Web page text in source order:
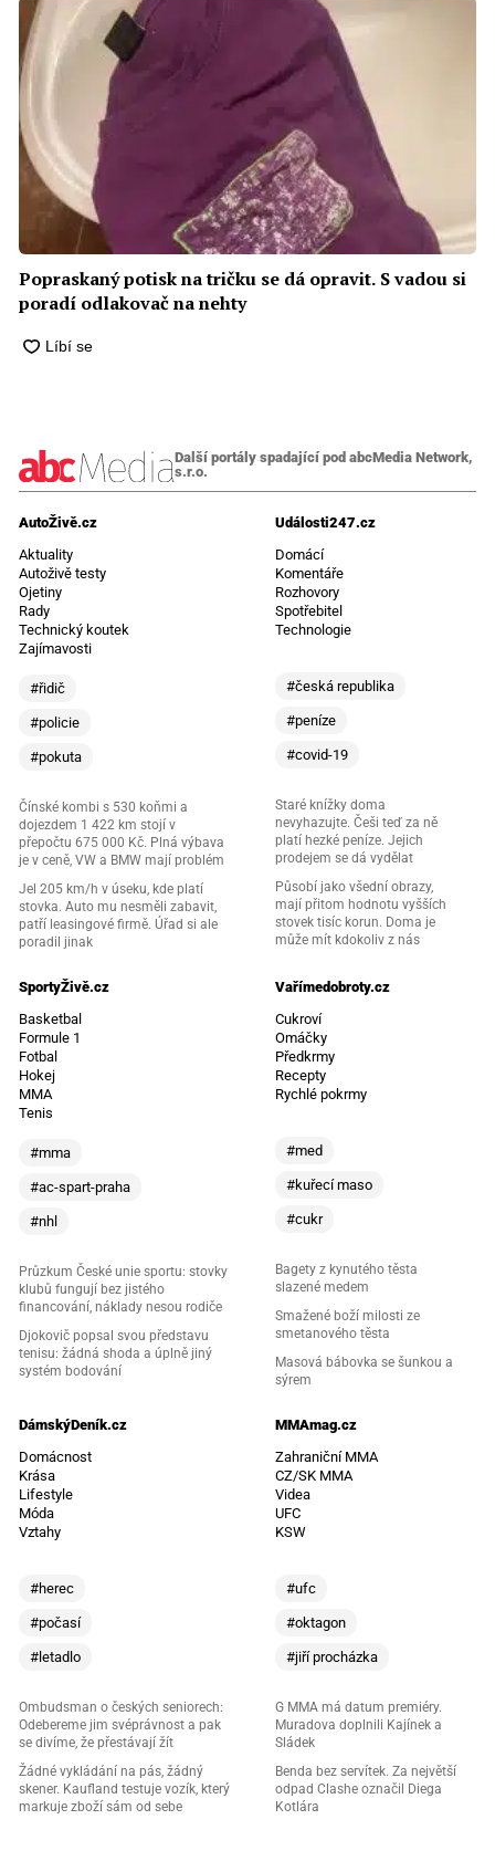
Popraskaný potisk na tričku se dá opravit. S vadou si
poradí odlakovač na nehty
Další portály spadající pod abcMedia Network,
s.r.o.
AutoŽivě.cz
Aktuality
Autoživě testy
Ojetiny
Rady
Technický koutek
Zajímavosti
#řidič
#policie
#pokuta
Čínské kombi s 530 koňmi a
dojezdem 1 422 km stojí v
přepočtu 675 000 Kč. Plná výbava
je v ceně, VW a BMW mají problém
Jel 205 km/h v úseku, kde platí
stovka. Auto mu nesměli zabavit,
patří leasingové firmě. Úřad si ale
poradil jinak
Události247.cz
Domácí
Komentáře
Rozhovory
Spotřebitel
Technologie
#česká republika
#peníze
#covid-19
Staré knížky doma
nevyhazujte. Češi teď za ně
platí hezké peníze. Jejich
prodejem se dá vydělat
Působí jako všední obrazy,
mají přitom hodnotu vyšších
stovek tisíc korun. Doma je
může mít kdokoliv z nás
SportyŽivě.cz
Basketbal
Formule 1
Fotbal
Hokej
MMA
Tenis
#mma
#ac-spart-praha
#nhl
Průzkum České unie sportu: stovky
klubů fungují bez jistého
financování, náklady nesou rodiče
Djokovič popsal svou představu
tenisu: žádná shoda a úplně jiný
systém bodování
Vařímedobroty.cz
Cukroví
Omáčky
Předkrmy
Recepty
Rychlé pokrmy
#med
#kuřecí maso
#cukr
Bagety z kynutého těsta
slazené medem
Smažené boží milosti ze
smetanového těsta
Masová bábovka se šunkou a
sýrem
DámskýDeník.cz
Domácnost
Krása
Lifestyle
Móda
Vztahy
#herec
#počasí
#letadlo
Ombudsman o českých seniorech:
Odebereme jim svéprávnost a pak
se divíme, že přestávají žít
Žádné vykládání na pás, žádný
skener. Kaufland testuje vozík, který
markuje zboží sám od sebe
MMAmag.cz
Zahraniční MMA
CZ/SK MMA
Videa
UFC
KSW
#ufc
#oktagon
#jiří procházka
G MMA má datum premiéry.
Muradova doplnili Kajínek a
Sládek
Benda bez servítek. Za největší
odpad Clashe označil Diega
Kotlára